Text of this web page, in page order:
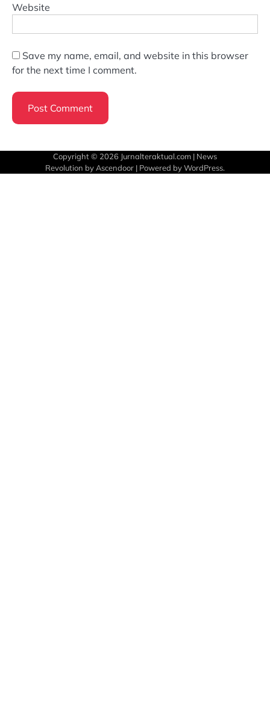
Website
Save my name, email, and website in this browser
for the next time I comment.
Copyright © 2026 Jurnalteraktual.com | News
Revolution by Ascendoor | Powered byWordPress.